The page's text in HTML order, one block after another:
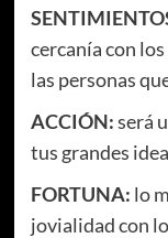
cercanía con
las personas
ACCIÓN:será
tus grandes
FORTUNA: lo
jovialidad con